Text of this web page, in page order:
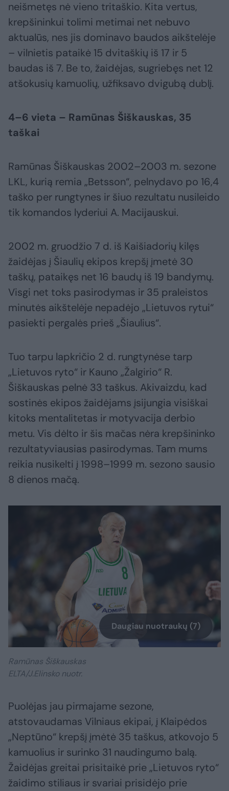
neišmetęs nė vieno tritaškio. Kita vertus,
krepšininkui tolimi metimai net nebuvo
aktualūs, nes jis dominavo baudos aikštelėje
– vilnietis pataikė 15 dvitaškių iš 17 ir 5
baudas iš 7. Be to, žaidėjas, sugriebęs net 12
atšokusių kamuolių, užfiksavo dvigubą dublį.
4–6 vieta – Ramūnas Šiškauskas, 35
taškai
Ramūnas Šiškauskas 2002–2003 m. sezone
LKL, kurią remia „Betsson“, pelnydavo po 16,4
taško per rungtynes ir šiuo rezultatu nusileido
tik komandos lyderiui A. Macijauskui.
2002 m. gruodžio 7 d. iš Kaišiadorių kilęs
žaidėjas į Šiaulių ekipos krepšį įmetė 30
taškų, pataikęs net 16 baudų iš 19 bandymų.
Visgi net toks pasirodymas ir 35 praleistos
minutės aikštelėje nepadėjo „Lietuvos rytui“
pasiekti pergalės prieš „Šiaulius“.
Tuo tarpu lapkričio 2 d. rungtynėse tarp
„Lietuvos ryto“ ir Kauno „Žalgirio“ R.
Šiškauskas pelnė 33 taškus. Akivaizdu, kad
sostinės ekipos žaidėjams įsijungia visiškai
kitoks mentalitetas ir motyvacija derbio
metu. Vis dėlto ir šis mačas nėra krepšininko
rezultatyviausias pasirodymas. Tam mums
reikia nusikelti į 1998–1999 m. sezono sausio
8 dienos mačą.
Daugiau nuotraukų (7)
Ramūnas Šiškauskas
ELTA/J.Elinsko nuotr.
Puolėjas jau pirmajame sezone,
atstovaudamas Vilniaus ekipai, į Klaipėdos
„Neptūno“ krepšį įmėtė 35 taškus, atkovojo 5
kamuolius ir surinko 31 naudingumo balą.
Žaidėjas greitai prisitaikė prie „Lietuvos ryto“
žaidimo stiliaus ir svariai prisidėjo prie